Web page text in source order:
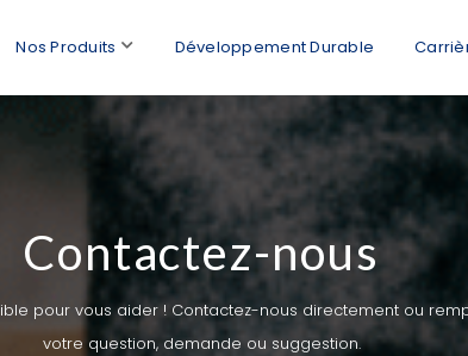
Nos Produits Développement Durable
Contactez-nous
pour vous aider ! Contactez-nous directement ou
votre question, demande ou suggestion.